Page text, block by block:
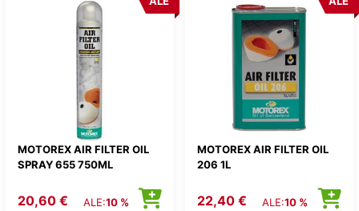
MOTOREX AIR FILTER OIL
SPRAY 655 750ML
20,60 € ALE:10 %
MOTOREX AIR FILTER OIL
206 1L
22,40 € ALE:10 %